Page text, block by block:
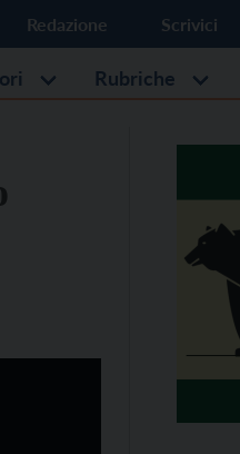
Redazione Scrivici
Rubriche